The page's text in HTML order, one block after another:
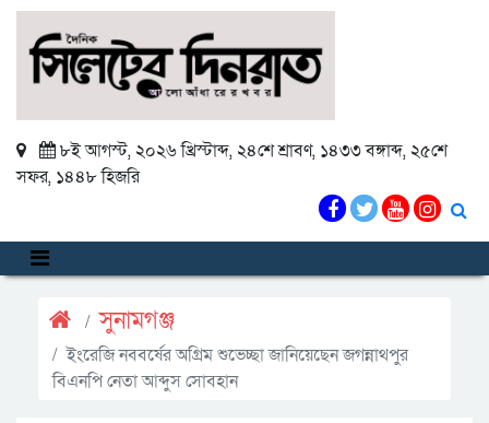
৮ই আগস্ট, ২০২৬ খ্রিস্টাব্দ, ২৪শে শ্রাবণ, ১৪৩৩ বঙ্গাব্দ, ২৫শে
সফর, ১৪৪৮ হিজরি
সুনামগঞ্জ
ইংরেজি নববর্ষের অগ্রিম শুভেচ্ছা জানিয়েছেন জগন্নাথপুর
বিএনপি নেতা আব্দুস সোবহান